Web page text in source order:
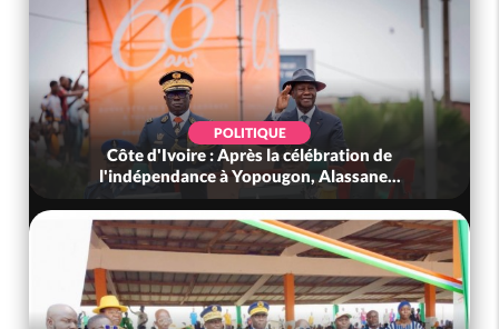
POLITIQUE
Côte d'Ivoire : Après la célébration de
l'indépendance à Yopougon, Alassane...